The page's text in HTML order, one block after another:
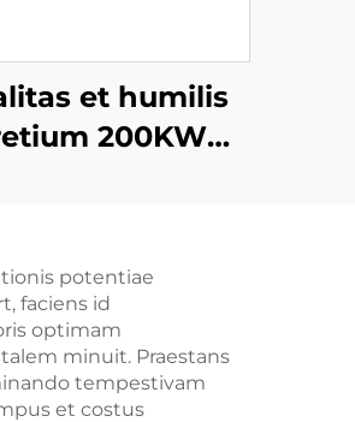
et humilis
200KW
potentiae
faciens id
optimam
minuit. Praestans
tempestivam
et costus